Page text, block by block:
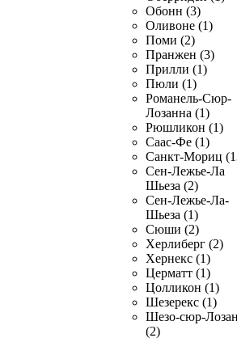
Обонн (3)
Оливоне (1)
Поми (2)
Пранжен (3)
Прилли (1)
Пюли (1)
Романель-Сюр-
Лозанна (1)
Рюшликон (1)
Саас-Фе (1)
Санкт-Мориц
Сен-Лежье-Ла
Шьеза (2)
Сен-Лежье-Ла-
Шьеза (1)
Сюши (2)
Херлиберг (2)
Хернекс (1)
Церматт (1)
Цолликон (1)
Шезерекс (1)
Шезо-сюр-
(2)